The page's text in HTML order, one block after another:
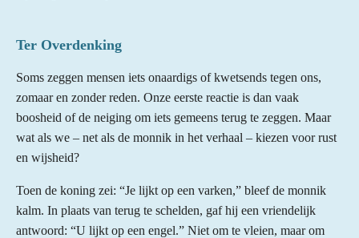
Ter Overdenking
Soms zeggen mensen iets onaardigs of kwetsends tegen ons,
zomaar en zonder reden. Onze eerste reactie is dan vaak
boosheid of de neiging om iets gemeens terug te zeggen. Maar
wat als we – net als de monnik in het verhaal – kiezen voor rust
en wijsheid?
Toen de koning zei: “Je lijkt op een varken,” bleef de monnik
kalm. In plaats van terug te schelden, gaf hij een vriendelijk
antwoord: “U lijkt op een engel.” Niet om te vleien, maar om